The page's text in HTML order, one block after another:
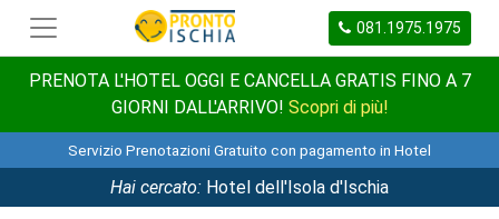
081.1975.1975
PRENOTA L'HOTEL OGGI E CANCELLA GRATIS FINO A 7
GIORNI DALL'ARRIVO! Scopri di più!
Servizio Prenotazioni Gratuito con pagamento in Hotel
Hai cercato: Hotel dell'Isola d'Ischia